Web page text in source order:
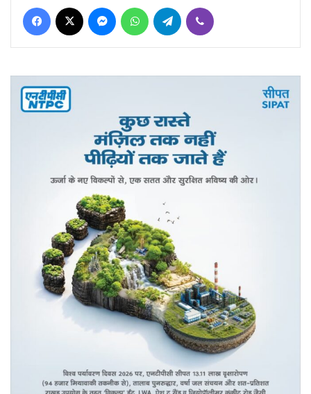
Facebook Messenger WhatsApp Telegram